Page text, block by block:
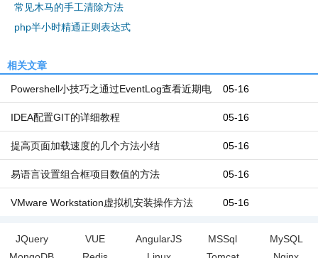
常见木马的手工清除方法
php半小时精通正则表达式
相关文章
05-16
Powershell小技巧之通过EventLog查看近期电
脑开机和关机时间 05-16
IDEA配置GIT的详细教程
05-16
提高页面加载速度的几个方法小结
05-16
易语言设置组合框项目数值的方法
05-16
VMware Workstation虚拟机安装操作方法
JQuery VUE AngularJS MSSql
MySQL